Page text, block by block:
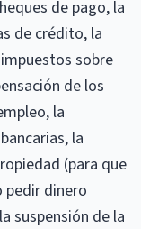
de pago, la
de crédito, la
sobre
de los
la
la
(para que
pedir dinero
suspensión de la